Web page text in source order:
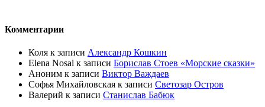
Комментарии
Коля к записи Александр Кошкин
Elena Nosal к записи Борислав Стоев «Морские сказки»
Аноним к записи Виктор Важдаев
Софья Михайловская к записи Светозар Остров
Валерий к записи Станислав Бабюк